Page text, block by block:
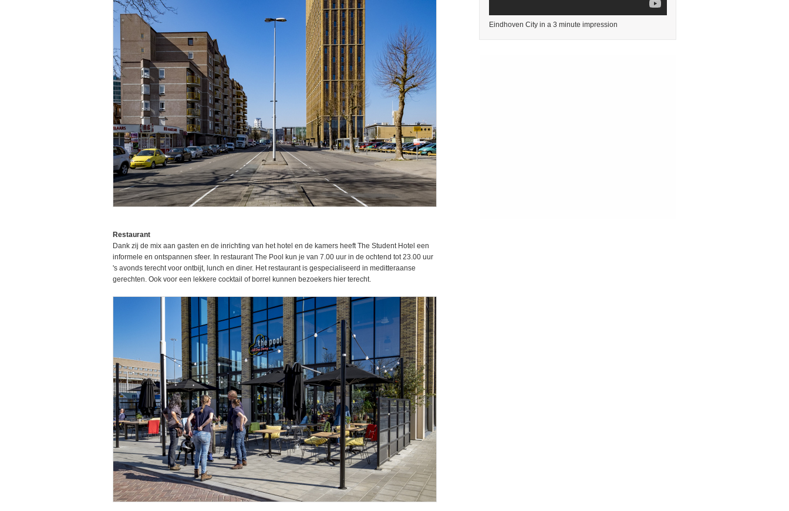
Restaurant
Dank zij de mix aan gasten en de inrichting van het hotel en de kamers heeft The Student Hotel een
informele en ontspannen sfeer. In restaurant The Pool kun je van 7.00 uur in de ochtend tot 23.00 uur
's avonds terecht voor ontbijt, lunch en diner. Het restaurant is gespecialiseerd in meditteraanse
gerechten. Ook voor een lekkere cocktail of borrel kunnen bezoekers hier terecht.
Eindhoven City in a 3 minute impression